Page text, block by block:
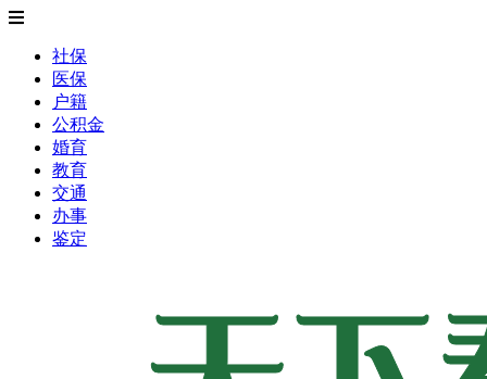
社保
医保
户籍
公积金
婚育
教育
交通
办事
鉴定